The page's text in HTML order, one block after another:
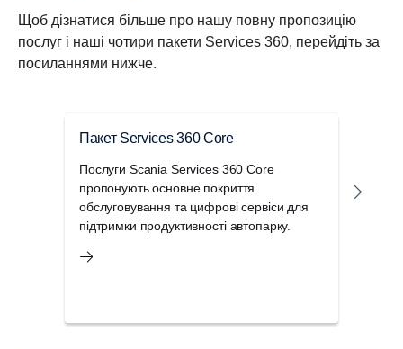
Щоб дізнатися більше про нашу повну пропозицію
послуг і наші чотири пакети Services 360, перейдіть за
посиланнями нижче.
Пакет Services 360 Core
Послуги Scania Services 360 Core
пропонують основне покриття
обслуговування та цифрові сервіси для
підтримки продуктивності автопарку.